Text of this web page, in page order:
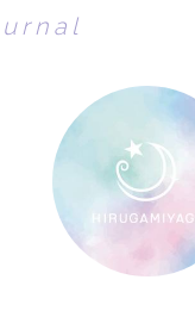
urn a l